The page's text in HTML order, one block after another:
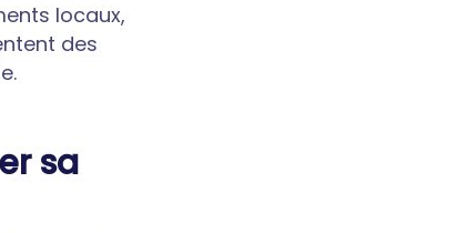
locaux,
des
sa